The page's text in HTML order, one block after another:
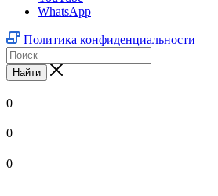
WhatsApp
Политика конфиденциальности
Найти
0
0
0